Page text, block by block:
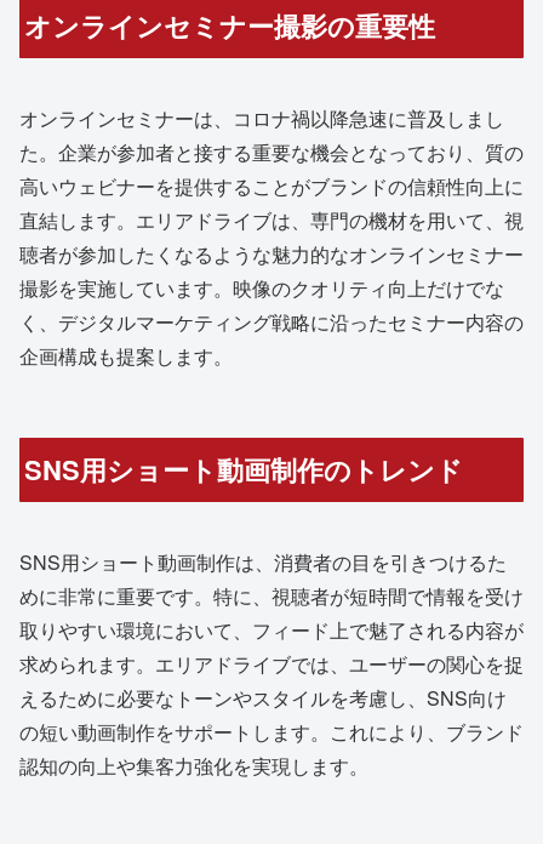
オンラインセミナー撮影の重要性
オンラインセミナーは、コロナ禍以降急速に普及しまし
た。企業が参加者と接する重要な機会となっており、質の
高いウェビナーを提供することがブランドの信頼性向上に
直結します。エリアドライブは、専門の機材を用いて、視
聴者が参加したくなるような魅力的なオンラインセミナー
撮影を実施しています。映像のクオリティ向上だけでな
く、デジタルマーケティング戦略に沿ったセミナー内容の
企画構成も提案します。
SNS用ショート動画制作のトレンド
SNS用ショート動画制作は、消費者の目を引きつけるた
めに非常に重要です。特に、視聴者が短時間で情報を受け
取りやすい環境において、フィード上で魅了される内容が
求められます。エリアドライブでは、ユーザーの関心を捉
えるために必要なトーンやスタイルを考慮し、SNS向け
の短い動画制作をサポートします。これにより、ブランド
認知の向上や集客力強化を実現します。